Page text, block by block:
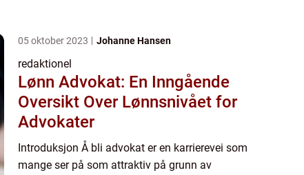
05 oktober 2023 Johanne Hansen
redaktionel
Lønn Advokat: En Inngående
Oversikt Over Lønnsnivået for
Advokater
Introduksjon Å bli advokat er en karrierevei som
mange ser på som attraktiv på grunn av